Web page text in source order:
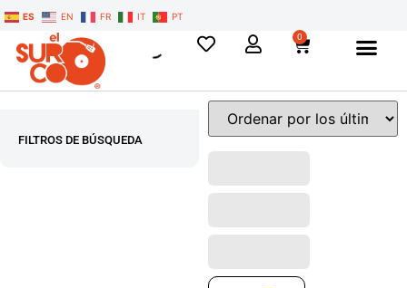
ES EN FR IT PT
0
FILTROS DE BÚSQUEDA